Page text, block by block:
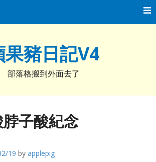
果豬日記V4
部落格搬到外面去了
子酸紀念
19 by applepig